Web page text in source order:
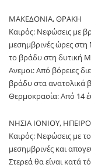
ΜΑΚΕΔΟΝΙΑ, ΘΡΑΚΗ
Καιρός: Νεφώσεις με
μεσημβρινές ώρες στη
το βράδυ στη δυτική
Ανεμοι: Από βόρειες
βράδυ στα ανατολικά
Θερμοκρασία: Από 14
ΝΗΣΙΑ ΙΟΝΙΟΥ,
Καιρός: Νεφώσεις με
μεσημβρινές και
Στερεά θα είναι κατά